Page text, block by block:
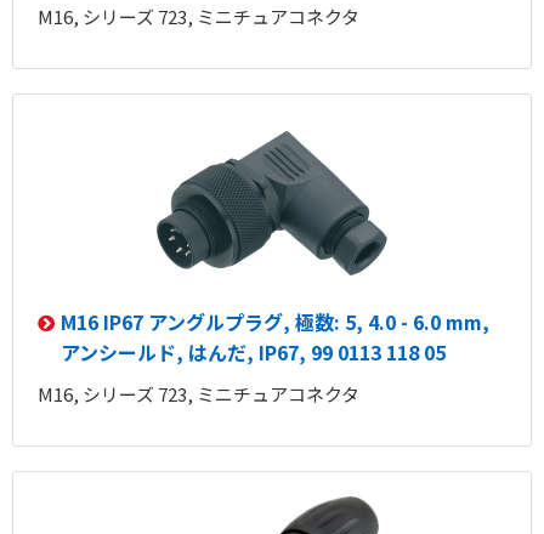
M16, シリーズ 723, ミニチュアコネクタ
M16 IP67 アングルプラグ, 極数: 5, 4.0 - 6.0 mm,
アンシールド, はんだ, IP67, 99 0113 118 05
M16, シリーズ 723, ミニチュアコネクタ